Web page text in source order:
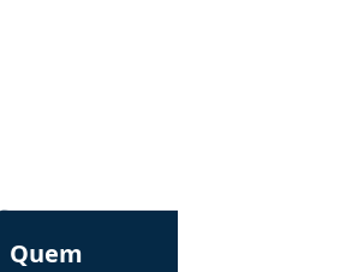
em depoimento
Alessandra recomenda o Aprova
Quem